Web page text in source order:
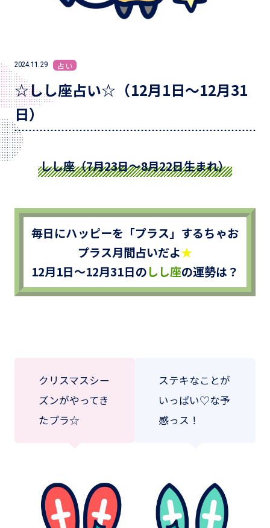
2024.11.29 占い
☆しし座占い☆（12月1日～12月31
日）
しし座（7月23日～8月22日生まれ）
毎日にハッピーを「プラス」するちゃお
プラス月間占いだよ★
12月1日～12月31日のしし座の運勢は？
クリスマスシー
ズンがやってき
たプラ☆
ステキなことが
いっぱい♡な予
感っス！